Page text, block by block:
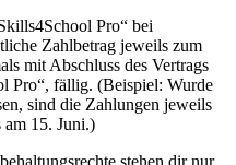
Pro“ bei
Zahlbetrag jeweils zum
mit Abschluss des Vertrags
Pro“, fällig. (Beispiel: Wurde
sind die Zahlungen jeweils
am 15. Juni.)